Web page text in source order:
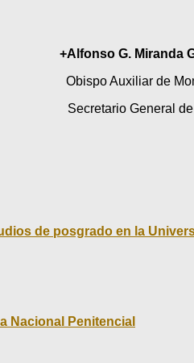
+Alfonso G. Miranda
Obispo Auxiliar de
Secretario General
de posgrado en la
Nacional Penitencial